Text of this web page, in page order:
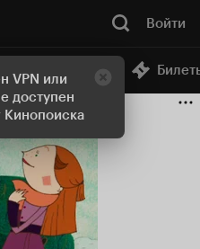
VPN или
доступен
Кинопоиска
Войти
Онлайн-кинотеатр